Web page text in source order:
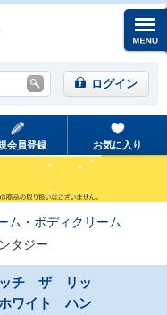
ログイン
会員登録 お気に入り
ム・ボディクリーム
タジー
ッチ ザ リッ
ワイト ハン